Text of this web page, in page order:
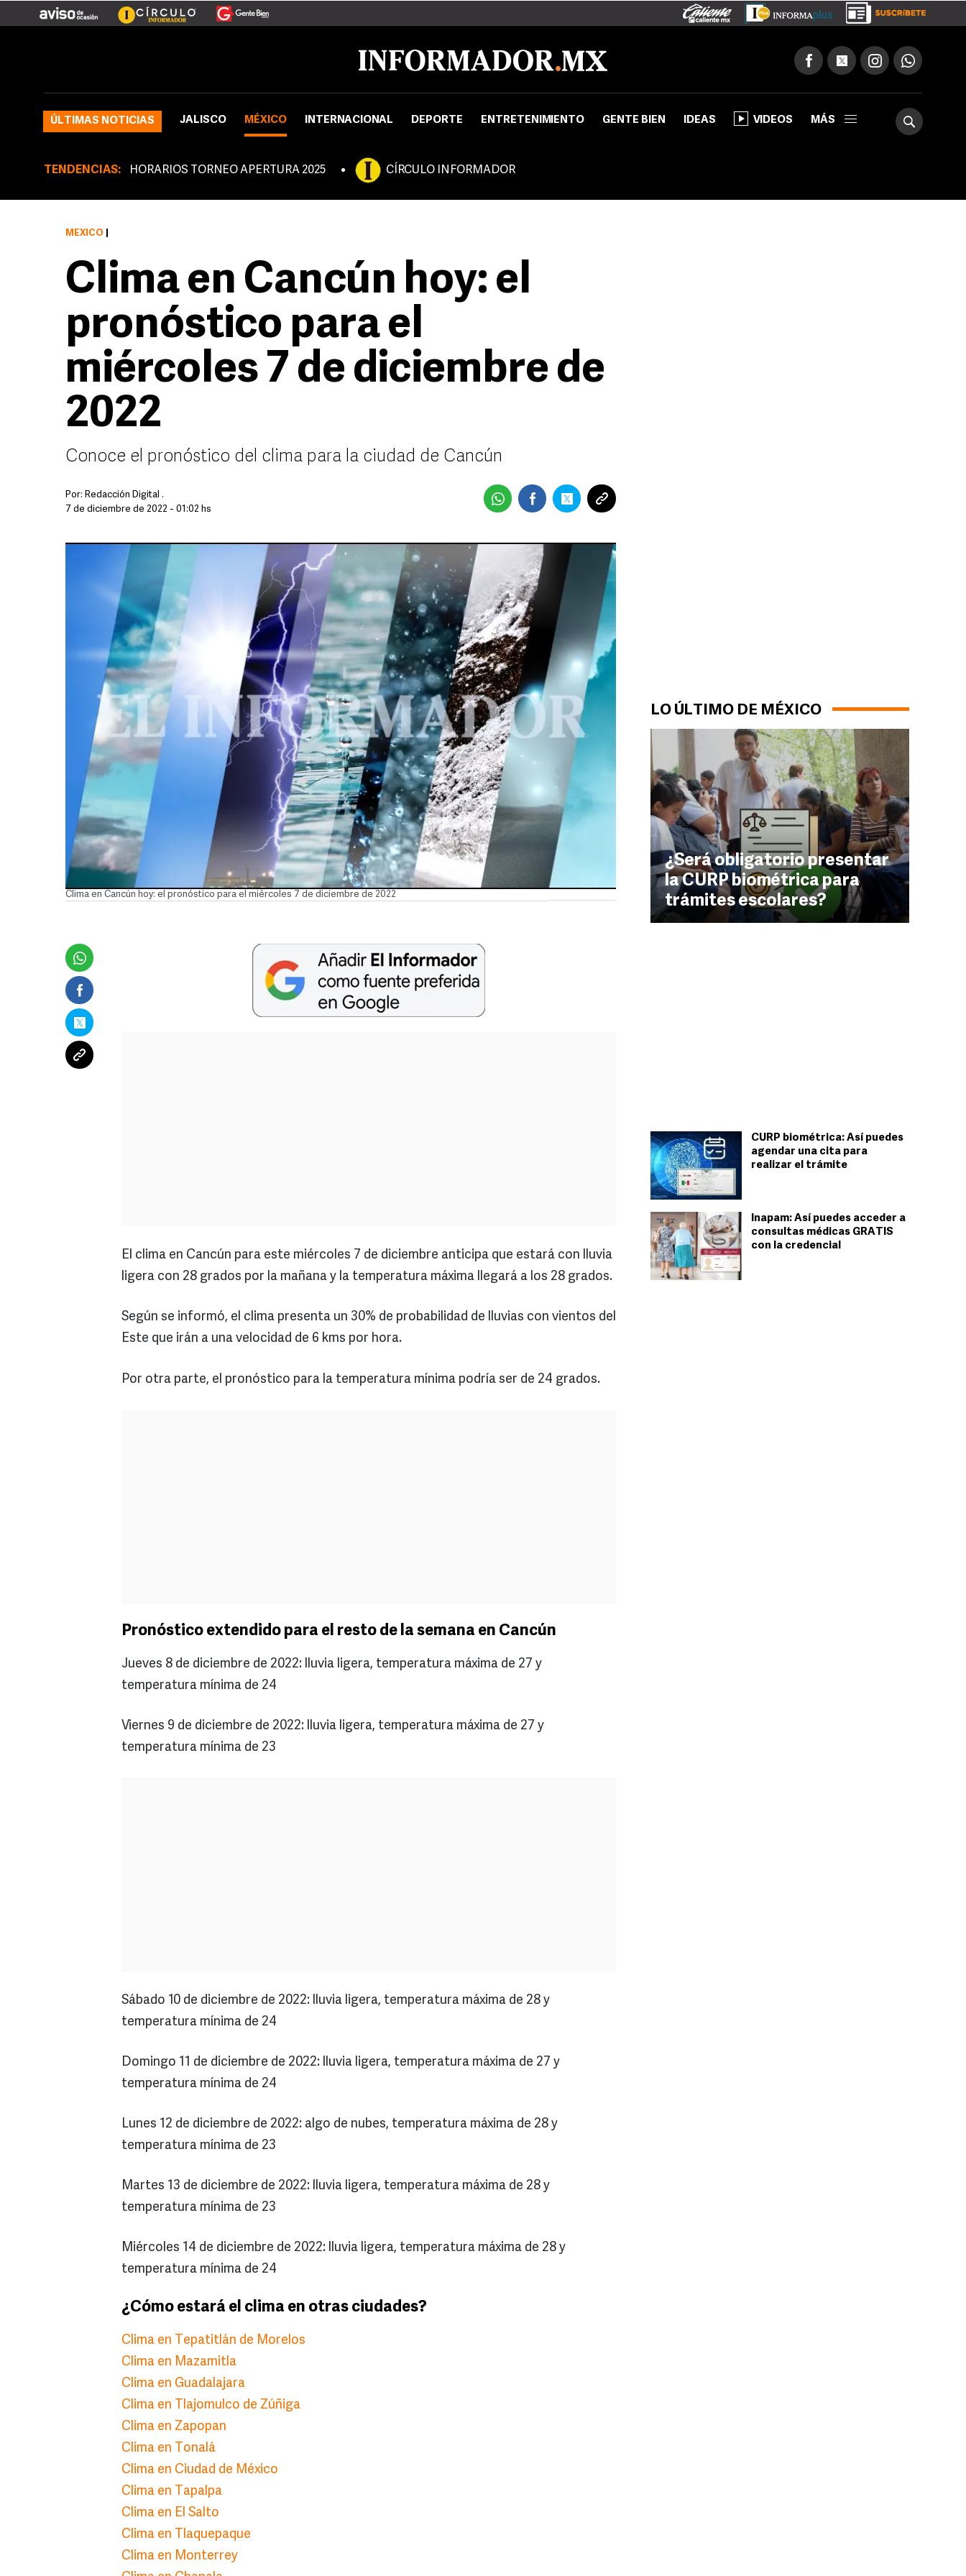
ÚLTIMAS NOTICIAS JALISCO MÉXICO INTERNACIONAL DEPORTE ENTRETENIMIENTO GENTE BIEN IDEAS VIDEOS MÁS
TENDENCIAS: HORARIOS TORNEO APERTURA 2025 CÍRCULO INFORMADOR
LO ÚLTIMO DE MÉXICO
¿Será obligatorio presentar
la CURP biométrica para
trámites escolares?
CURP biométrica: Así puedes
agendar una cita para
realizar el trámite
Inapam: Así puedes acceder a
consultas médicas GRATIS
con la credencial
MÉXICO
Clima en Cancún hoy: el
pronóstico para el
miércoles 7 de diciembre de
2022
Conoce el pronóstico del clima para la ciudad de Cancún
Por: Redacción Digital .
7 de diciembre de 2022 - 01:02 hs
Clima en Cancún hoy: el pronóstico para el miércoles 7 de diciembre de 2022
El clima en Cancún para este miércoles 7 de diciembre anticipa que estará con lluvia
ligera con 28 grados por la mañana y la temperatura máxima llegará a los 28 grados.
Según se informó, el clima presenta un 30% de probabilidad de lluvias con vientos del
Este que irán a una velocidad de 6 kms por hora.
Por otra parte, el pronóstico para la temperatura mínima podría ser de 24 grados.
Pronóstico extendido para el resto de la semana en Cancún
Jueves 8 de diciembre de 2022: lluvia ligera, temperatura máxima de 27 y
temperatura mínima de 24
Viernes 9 de diciembre de 2022: lluvia ligera, temperatura máxima de 27 y
temperatura mínima de 23
Sábado 10 de diciembre de 2022: lluvia ligera, temperatura máxima de 28 y
temperatura mínima de 24
Domingo 11 de diciembre de 2022: lluvia ligera, temperatura máxima de 27 y
temperatura mínima de 24
Lunes 12 de diciembre de 2022: algo de nubes, temperatura máxima de 28 y
temperatura mínima de 23
Martes 13 de diciembre de 2022: lluvia ligera, temperatura máxima de 28 y
temperatura mínima de 23
Miércoles 14 de diciembre de 2022: lluvia ligera, temperatura máxima de 28 y
temperatura mínima de 24
¿Cómo estará el clima en otras ciudades?
Clima en Tepatitlán de Morelos
Clima en Mazamitla
Clima en Guadalajara
Clima en Tlajomulco de Zúñiga
Clima en Zapopan
Clima en Tonalá
Clima en Ciudad de México
Clima en Tapalpa
Clima en El Salto
Clima en Tlaquepaque
Clima en Monterrey